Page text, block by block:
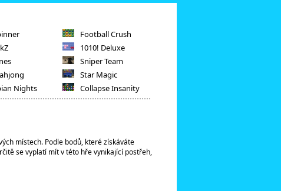
Nights
Football Crush
1010! Deluxe
Sniper Team
Star Magic
Collapse Insanity
místech. Podle bodů, které získáváte
se vyplatí mít v této hře vynikající postřeh,